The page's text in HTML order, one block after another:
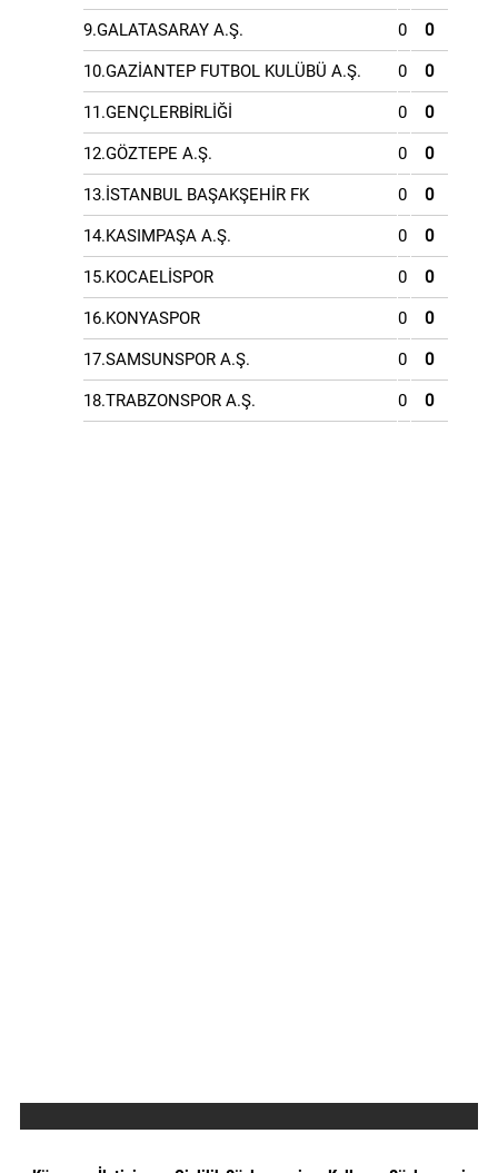
9.GALATASARAY A.Ş. 0 0
10.GAZİANTEP FUTBOL KULÜBÜ A.Ş. 0 0
11.GENÇLERBİRLİĞİ 0 0
12.GÖZTEPE A.Ş. 0 0
13.İSTANBUL BAŞAKŞEHİR FK 0 0
14.KASIMPAŞA A.Ş. 0 0
15.KOCAELİSPOR 0 0
16.KONYASPOR 0 0
17.SAMSUNSPOR A.Ş. 0 0
18.TRABZONSPOR A.Ş. 0 0